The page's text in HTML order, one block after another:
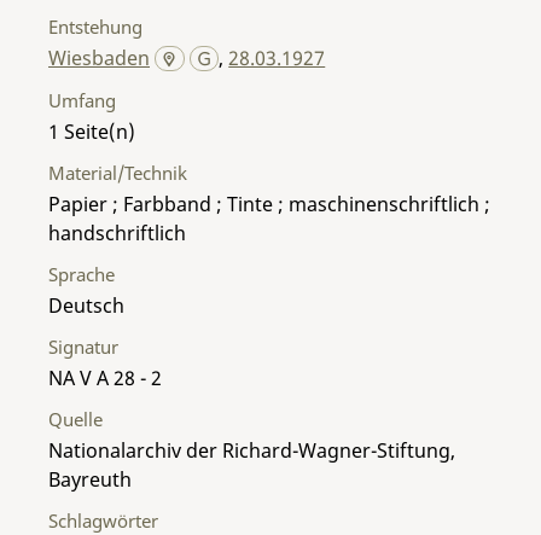
Entstehung
Wiesbaden ,28.03.1927
Umfang
1
Material/Technik
Papier ; Farbband ; Tinte ; maschinenschriftlich ;
handschriftlich
Sprache
Deutsch
Signatur
NA V A 28 - 2
Quelle
Nationalarchiv der Richard-Wagner-Stiftung,
Bayreuth
Schlagwörter